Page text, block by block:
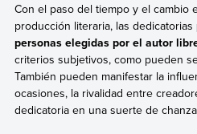
Con el paso del tiempo y el cambio
producción literaria, las dedicatorias
personas elegidas por el autor
criterios subjetivos, como pueden
También pueden manifestar la
ocasiones, la rivalidad entre
dedicatoria en una suerte de